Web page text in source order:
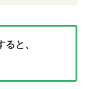
と、